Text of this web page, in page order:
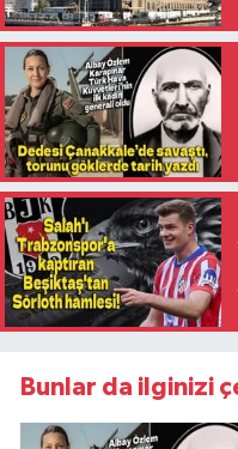
Bunlar da ilginizi